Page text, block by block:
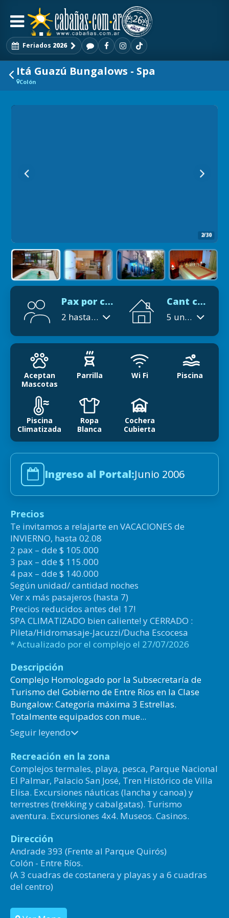
Feriados 2026
Itá Guazú Bungalows - Spa
Colón
2/30
Pax por cabaña
2 hasta 7 por alojamiento.
Cant cabañas
5 unidades de alojamiento:
Aceptan
Mascotas
Parrilla Wi Fi Piscina
Piscina
Climatizada
Ropa
Blanca
Cochera
Cubierta
Ingreso al Portal:Junio 2006
Precios
Te invitamos a relajarte en VACACIONES de
INVIERNO, hasta 02.08
2 pax – dde $ 105.000
3 pax – dde $ 115.000
4 pax – dde $ 140.000
Según unidad/ cantidad noches
Ver x más pasajeros (hasta 7)
Precios reducidos antes del 17!
SPA CLIMATIZADO bien caliente! y CERRADO :
Pileta/Hidromasaje-Jacuzzi/Ducha Escocesa
* Actualizado por el complejo el 27/07/2026
Descripción
Complejo Homologado por la Subsecretaría de
Turismo del Gobierno de Entre Ríos en la Clase
Bungalow: Categoría máxima 3 Estrellas.
Totalmente equipados con mue...
Seguir leyendo
Recreación en la zona
Complejos termales, playa, pesca, Parque Nacional
El Palmar, Palacio San José, Tren Histórico de Villa
Elisa. Excursiones náuticas (lancha y canoa) y
terrestres (trekking y cabalgatas). Turismo
aventura. Excursiones 4x4. Museos. Casinos.
Dirección
Andrade 393 (Frente al Parque Quirós)
Colón - Entre Ríos.
(A 3 cuadras de costanera y playas y a 6 cuadras
del centro)